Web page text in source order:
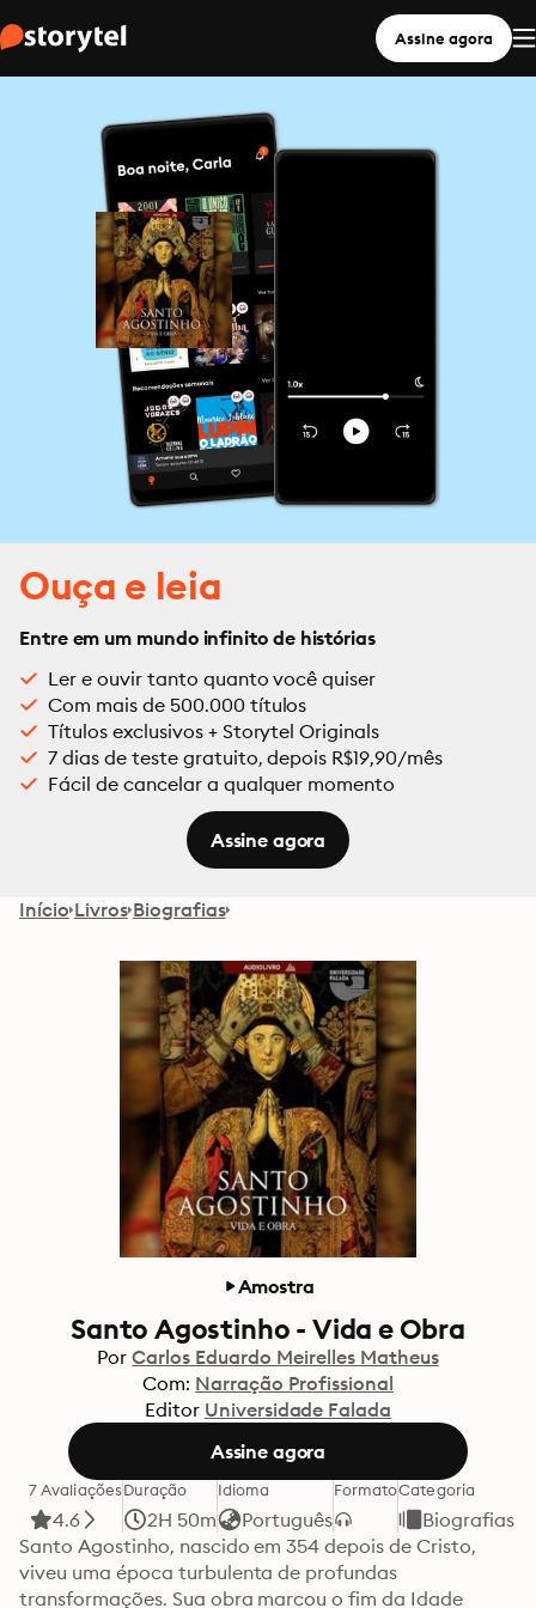
Assine agora
Ouça e leia
Entre em um mundo infinito de histórias
Ler e ouvir tanto quanto você quiser
Com mais de 500.000 títulos
Títulos exclusivos + Storytel Originals
7 dias de teste gratuito, depois R$19,90/mês
Fácil de cancelar a qualquer momento
Assine agora
Início Livros Biografias
Amostra
Santo Agostinho - Vida e Obra
Por Carlos Eduardo Meirelles Matheus
Com: Narração Profissional
Editor Universidade Falada
Assine agora
7 Avaliações
4.6
Duração
2H 50m
Idioma
Português
FormatoCategoria
Biografias
Santo Agostinho, nascido em 354 depois de Cristo,
viveu uma época turbulenta de profundas
transformações. Sua obra marcou o fim da Idade